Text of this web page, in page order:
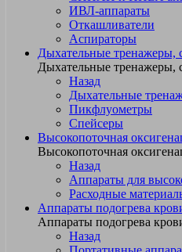
ИВЛ-аппараты
Откашливатели
Аспираторы
Дыхательные тренажеры,
Дыхательные тренажеры,
Назад
Дыхательные
Пикфлуометры
Спейсеры
Высокопоточная
Высокопоточная
Назад
Аппараты для
Расходные
Аппараты подогрева
Аппараты подогрева
Назад